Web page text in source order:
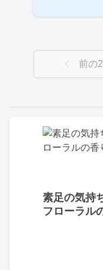
素足の気持
フローラル
前の